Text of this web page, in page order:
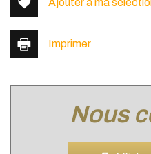
Imprimer
nous